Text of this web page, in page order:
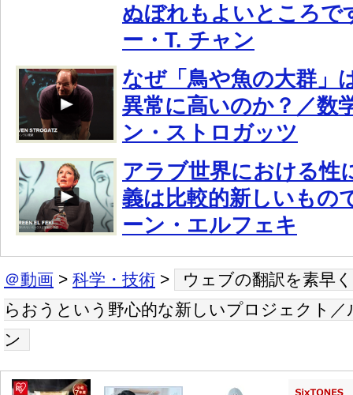
ぬぼれもよいところで
ー・T. チャン
なぜ「鳥や魚の大群」
異常に高いのか？／数
ン・ストロガッツ
アラブ世界における性
義は比較的新しいもの
ーン・エルフェキ
＠動画 > 科学・技術 >
ウェブの翻訳を素早
らおうという野心的な新しいプロジェクト
ン